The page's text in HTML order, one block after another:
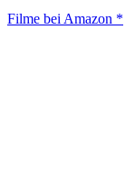
Filme bei Amazon *